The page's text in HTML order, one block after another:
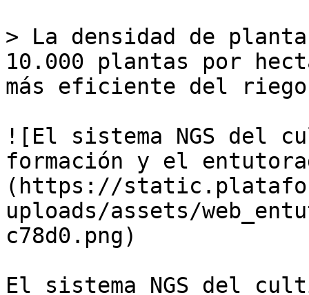
> La densidad de
10.000 plantas por
más eficiente del
![El sistema NGS
formación y el
(https://
uploads/assets/
c78d0.png)
El sistema NGS del